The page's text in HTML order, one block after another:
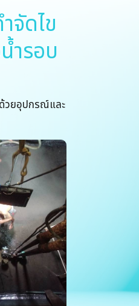
จัดไข
ำรอบ
วยอุปกรณ์และ